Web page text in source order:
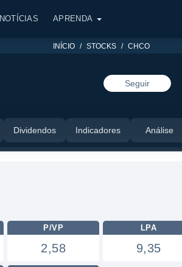
NOTÍCIAS APRENDA
INÍCIO STOCKS CHCO
Seguir
Dividendos Indicadores Análise
P/VP
2,58
LPA
9,35